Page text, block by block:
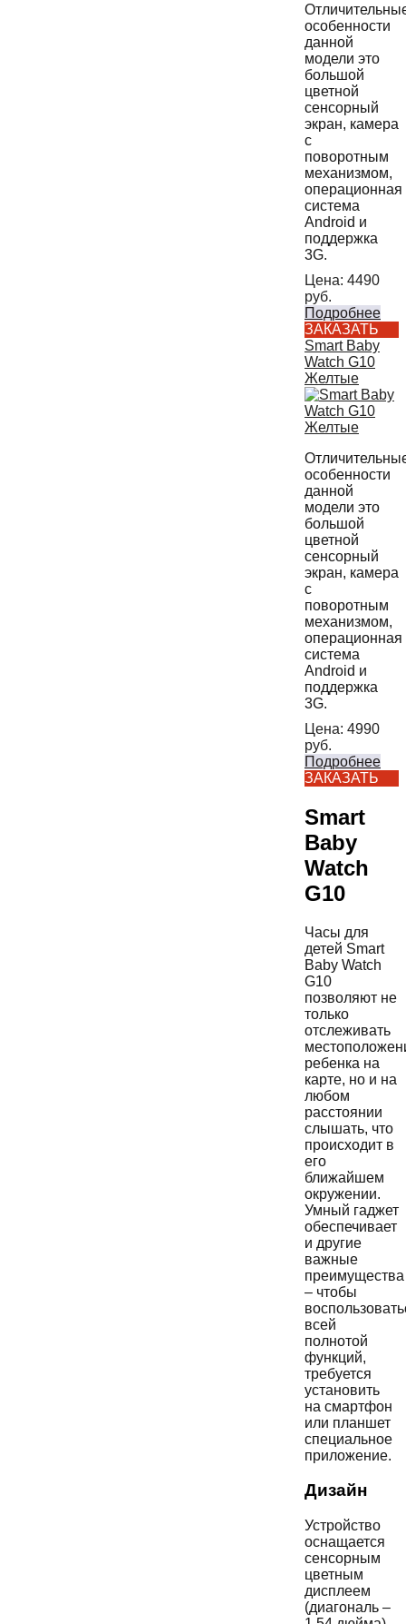
особенности
данной
модели это
большой
цветной
сенсорный
экран, камера
с
поворотным
механизмом,
операционная
система
Android и
поддержка
3G.
Цена: 4490
руб.
Подробнее
ЗАКАЗАТЬ
Smart Baby
Watch G10
Желтые
особенности
данной
модели это
большой
цветной
сенсорный
экран, камера
с
поворотным
механизмом,
операционная
система
Android и
поддержка
3G.
Цена: 4990
руб.
Подробнее
ЗАКАЗАТЬ
Smart
Baby
Watch
G10
Часы для
детей Smart
Baby Watch
G10
позволяют не
только
отслеживать
ребенка на
карте, но и на
любом
расстоянии
слышать, что
происходит в
его
ближайшем
окружении.
Умный гаджет
обеспечивает
и другие
важные
преимущества
– чтобы
всей
полнотой
функций,
требуется
установить
на смартфон
или планшет
специальное
приложение.
Дизайн
Устройство
оснащается
сенсорным
цветным
дисплеем
(диагональ –